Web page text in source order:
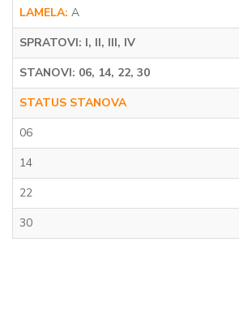
LAMELA: A
SPRATOVI: I, II, III, IV
STANOVI: 06, 14, 22, 30
STATUS STANOVA
06
14
22
30